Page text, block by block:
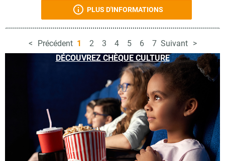
PLUS D'INFORMATIONS
Précédent 1 2 3 4 5 6 7 Suivant
DÉCOUVREZ CHÈQUE CULTURE